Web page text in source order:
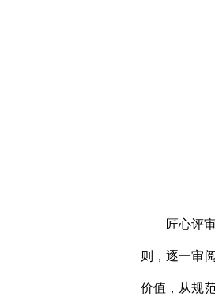
匠心评
则，逐一审
价值，从规